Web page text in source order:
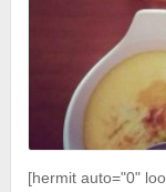
[hermit auto="0"